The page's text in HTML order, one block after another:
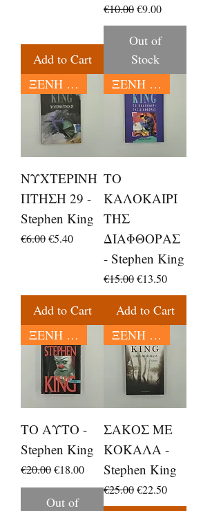
Add to Cart
Regular Price
€10.00Sale Price
€9.00
Out of
Stock
ΞΕΝΗ ΛΟΓΟΤΕΧΝΙΑ
ΝΥΧΤΕΡΙΝΗ
ΠΤΗΣΗ 29 -
Stephen King
Regular Price
€6.00Sale Price
€5.40
Add to Cart
ΞΕΝΗ ΛΟΓΟΤΕΧΝΙΑ
ΤΟ
ΚΑΛΟΚΑΙΡΙ
ΤΗΣ
ΔΙΑΦΘΟΡΑΣ
- Stephen King
Regular Price
€15.00Sale Price
€13.50
Add to Cart
ΞΕΝΗ ΛΟΓΟΤΕΧΝΙΑ
ΤΟ ΑΥΤΟ -
Stephen King
Regular Price
€20.00Sale Price
€18.00
Out of
ΞΕΝΗ ΛΟΓΟΤΕΧΝΙΑ
ΣΑΚΟΣ ΜΕ
ΚΟΚΑΛΑ -
Stephen King
Regular Price
€25.00Sale Price
€22.50